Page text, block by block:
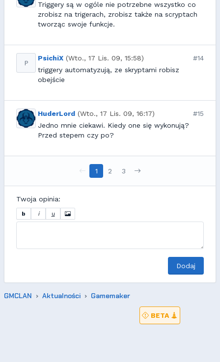
Triggery są w ogóle nie potrzebne wszystko co
zrobisz na trigerach, zrobisz także na scryptach
tworząc swoje funkcje.
P
PsichiX (Wto., 17 Lis. 09, 15:58)
#14
triggery automatyzują, ze skryptami robisz
obejście
HuderLord (Wto., 17 Lis. 09, 16:17)
#15
Jedno mnie ciekawi. Kiedy one się wykonują?
Przed stepem czy po?
1 2 3
Twoja opinia:
b i u
Dodaj
GMCLAN Aktualności Gamemaker
BETA